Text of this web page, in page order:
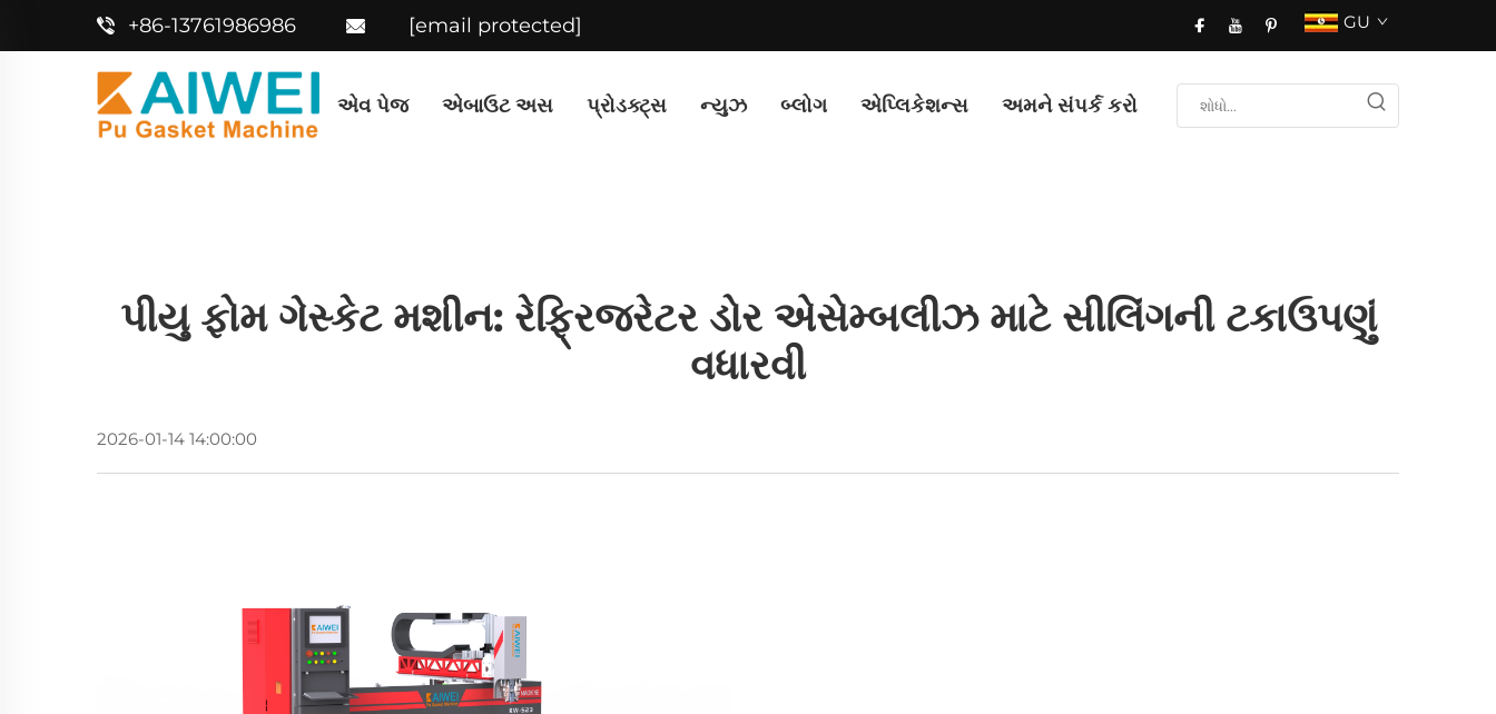
+86-13761986986 [email protected] GU
એવ પેજ એબાઉટ અસ પ્રોડક્ટ્સ ન્યુઝ બ્લોગ એપ્લિકેશન્સ અમને સંપર્ક કરો
પીયુ ફોમ ગેસ્કેટ મશીન: રેફ્રિજરેટર ડોર એસેમ્બલીઝ માટે સીલિંગની ટકાઉપણું
વધારવી
2026-01-14 14:00:00